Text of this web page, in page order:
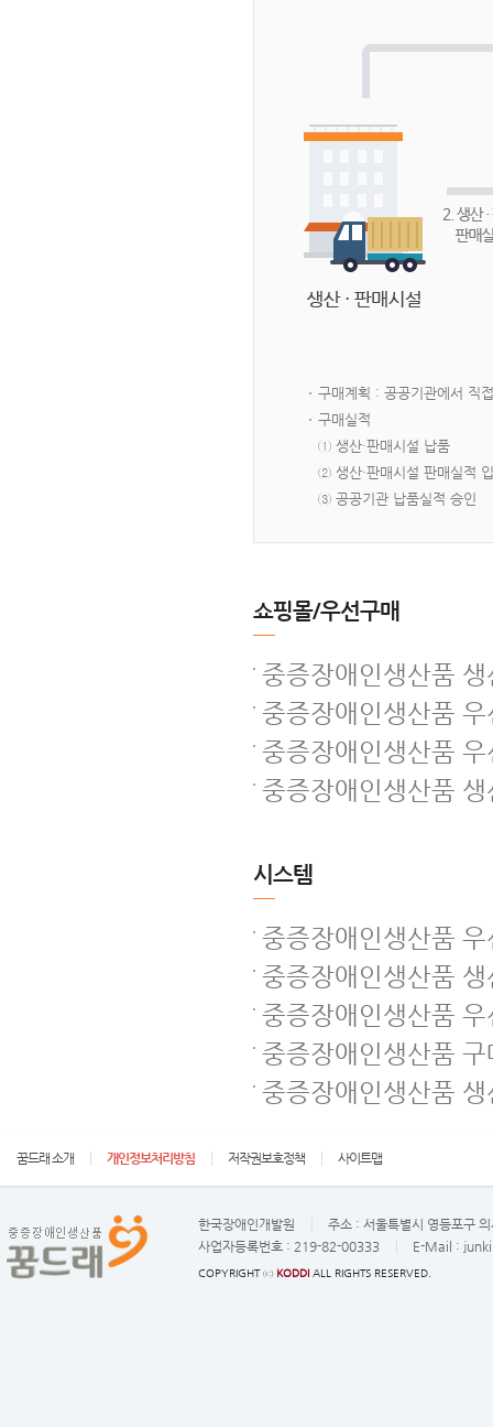
구매계획 : 공공기관에서 직
구매실적
① 생산·판매시설 납품
② 생산·판매시설 판매실적
③ 공공기관 납품실적 승인
쇼핑몰/우선구매
중증장애인생산품
중증장애인생산품
중증장애인생산품
중증장애인생산품
시스템
중증장애인생산품
중증장애인생산품
중증장애인생산품
중증장애인생산품
중증장애인생산품
꿈드래 소개 개인정보처리방침 저작권보호정책 사이트맵
한국장애인개발원 주소 : 서울특별시 영등포구
사업자등록번호 : 219-82-00333 E-Mail :
COPYRIGHT ⓒ KODDI ALL RIGHTS RESERVED.